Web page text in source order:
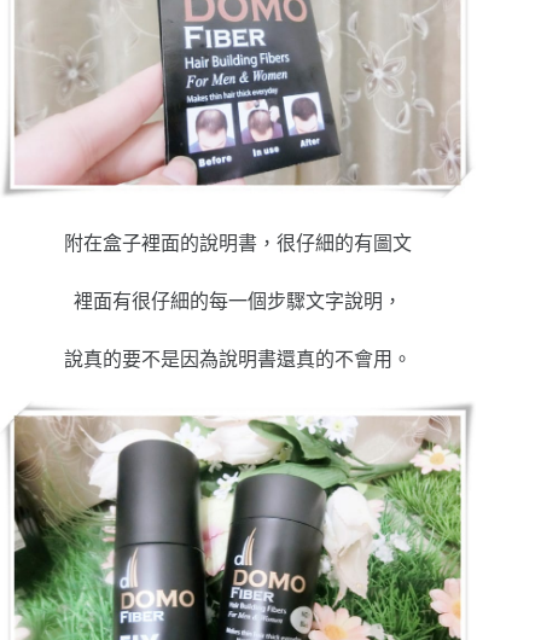
附在盒子裡面的說明書，很仔細的有圖文
裡面有很仔細的每一個步驟文字說明，
說真的要不是因為說明書還真的不會用。